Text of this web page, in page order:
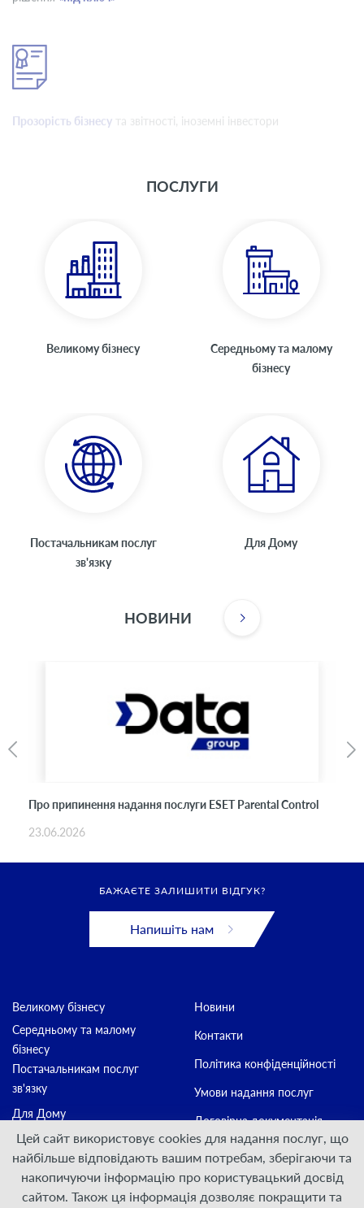
Прозорість бізнесу та звітності, іноземні інвестори
ПОСЛУГИ
Великому бізнесу
Середньому та малому
бізнесу
Постачальникам послуг
зв'язку
Для Дому
НОВИНИ
Про припинення надання послуги ESET Parental Control
23.06.2026
БАЖАЄТЕ ЗАЛИШИТИ ВІДГУК?
Напишіть нам
Великому бізнесу
Середньому та малому
бізнесу
Постачальникам послуг
зв'язку
Для Дому
Новини
Контакти
Політика конфіденційності
Умови надання послуг
Договірна документація
Інформація для акціонерів та
стейкхолдерів
Цей сайт використовує cookies для надання послуг, що
найбільше відповідають вашим потребам, зберігаючи та
накопичуючи інформацію про користувацький досвід
сайтом. Також ця інформація дозволяє покращити та